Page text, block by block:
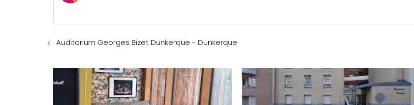
Auditorium Georges Bizet Dunkerque - Dunkerque